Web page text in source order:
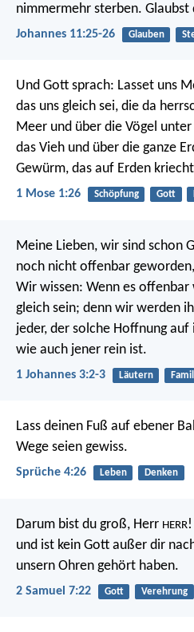
nimmermehr sterben. Glaubst
Johannes 11:25-26 Glauben
Und Gott sprach: Lasset uns
das uns gleich sei, die da
Meer und über die Vögel
das Vieh und über die ganze
Gewürm, das auf Erden
1 Mose 1:26 Schöpfung Gott
Meine Lieben, wir sind schon
noch nicht offenbar
Wir wissen: Wenn es
gleich sein; denn wir werden
jeder, der solche Hoffnung
wie auch jener rein ist.
1 Johannes 3:2-3 Läutern
Lass deinen Fuß auf ebener
Wege seien gewiss.
Sprüche 4:26 Leben Denken
Darum bist du groß, Herr HERR
und ist kein Gott außer dir
unsern Ohren gehört haben.
2 Samuel 7:22 Gott Verehrung